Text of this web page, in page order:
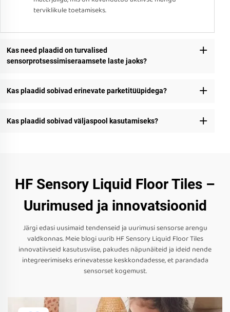
terviklikule toetamiseks.
Kas need plaadid on turvalised
sensorprotsessimiseraamsete laste jaoks?
Kas plaadid sobivad erinevate parketitüüpidega?
Kas plaadid sobivad väljaspool kasutamiseks?
HF Sensory Liquid Floor Tiles –
Uurimused ja innovatsioonid
Järgi edasi uusimaid tendenseid ja uurimusi sensorse arengu
valdkonnas. Meie blogi uurib HF Sensory Liquid Floor Tiles
innovatiivseid kasutusviise, pakudes näpunäiteid ja ideid nende
integreerimiseks erinevatesse keskkondadesse, et parandada
sensorset kogemust.